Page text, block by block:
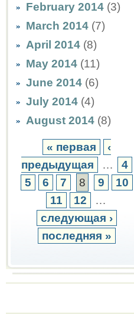
February 2014 (3)
March 2014 (7)
April 2014 (8)
May 2014 (11)
June 2014 (6)
July 2014 (4)
August 2014 (8)
« первая
‹
предыдущая
…
4
5
6 7 8 9
10
11
12
…
следующая ›
последняя »